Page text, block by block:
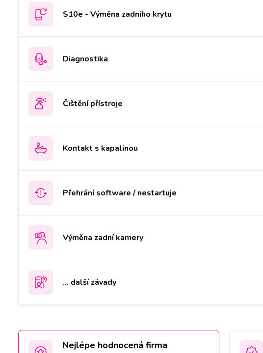
S10e - Výměna zadního krytu
Diagnostika
Čištění přístroje
Kontakt s kapalinou
Přehrání software / nestartuje
Výměna zadní kamery
... další závady
Nejlépe hodnocená firma